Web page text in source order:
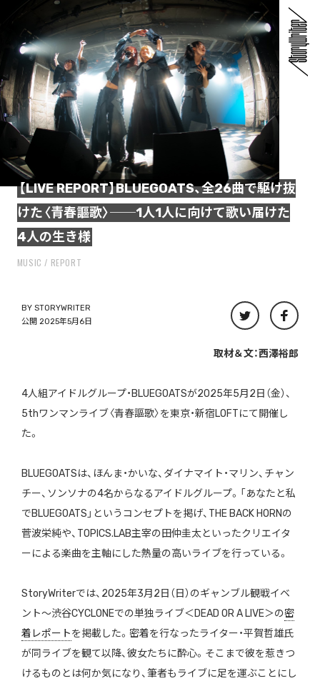
【LIVE REPORT】BLUEGOATS、全26曲で駆け抜
けた〈青春謳歌〉──1人1人に向けて歌い届けた
4人の生き様
MUSIC REPORT
BY STORYWRITER
公開 2025年5月6日
取材＆文：西澤裕郎
4人組アイドルグループ・BLUEGOATSが2025年5月2日（金）、
5thワンマンライブ〈青春謳歌〉を東京・新宿LOFTにて開催し
た。
BLUEGOATSは、ほんま・かいな、ダイナマイト・マリン、チャン
チー、ソンソナの4名からなるアイドルグループ。「あなたと私
でBLUEGOATS」というコンセプトを掲げ、THE BACK HORNの
菅波栄純や、TOPICS.LAB主宰の田仲圭太といったクリエイタ
ーによる楽曲を主軸にした熱量の高いライブを行っている。
StoryWriterでは、2025年3月2日（日）のギャンブル観戦イベ
ント～渋谷CYCLONEでの単独ライブ＜DEAD OR A LIVE＞の密
着レポートを掲載した。密着を行なったライター・平賀哲雄氏
が同ライブを観て以降、彼女たちに酔心。そこまで彼を惹きつ
けるものとは何か気になり、筆者もライブに足を運ぶことにし